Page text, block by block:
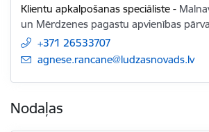
Klientu apkalpošanas speciāliste -
un Mērdzenes pagastu apvienības
+371 26533707
E-pasts:
agnese.rancane@ludzasnovads.lv
Nodaļas